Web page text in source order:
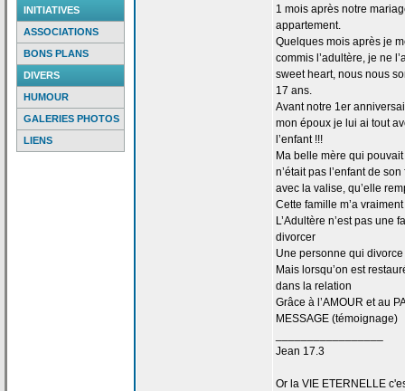
INITIATIVES
ASSOCIATIONS
BONS PLANS
DIVERS
HUMOUR
GALERIES PHOTOS
LIENS
1 mois après notre
appartement.
Quelques mois après je
commis l’adultère, je ne
sweet heart, nous nous
17 ans.
Avant notre 1er
mon époux je lui ai tout
l’enfant !!!
Ma belle mère qui
n’était pas l’enfant de son
avec la valise, qu’elle
Cette famille m’a
L’Adultère n’est pas une
divorcer
Une personne qui
Mais lorsqu’on est
dans la relation
Grâce à l’AMOUR et au
MESSAGE (témoignage)
Jean 17.3
Or la VIE ETERNELLE